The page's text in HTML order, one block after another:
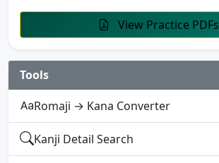
View Practice PDFs
Tools
Romaji → Kana Converter
Kanji Detail Search